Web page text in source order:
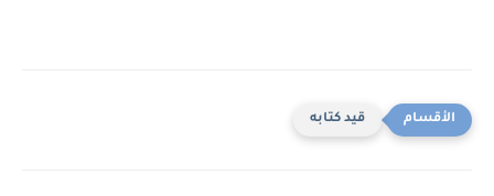
قيد كتابه